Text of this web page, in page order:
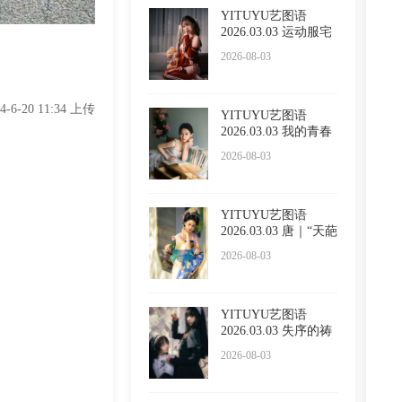
YITUYU艺图语
2026.03.03 运动服宅
2026-08-03
YITUYU艺图语
2026.03.03 我的青春
2026-08-03
YITUYU艺图语
2026.03.03 唐｜“天葩
2026-08-03
YITUYU艺图语
2026.03.03 失序的祷
2026-08-03
6-20 11:34 上传